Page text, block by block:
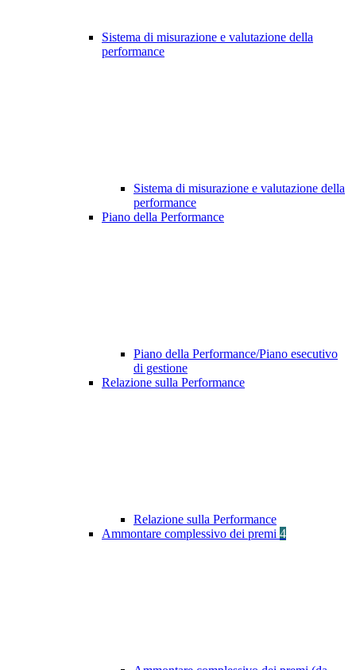
Sistema di misurazione e valutazione della
performance
Sistema di misurazione e valutazione della
performance
Piano della Performance
Piano della Performance/Piano esecutivo
di gestione
Relazione sulla Performance
Relazione sulla Performance
Ammontare complessivo dei premi 4